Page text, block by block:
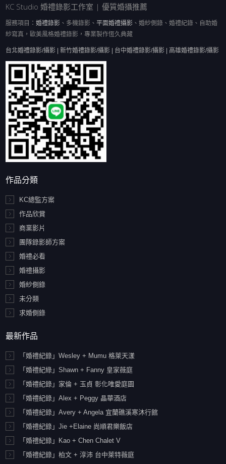
KC Studio 婚禮錄影工作室 | 優質婚攝推薦
服務項目：婚禮錄影 、多機錄影、平面婚禮攝影 、婚紗側錄、婚禮紀錄、自助婚
紗寫真，歐美風格婚禮錄影，專業製作恆久典藏
台北婚禮錄影/攝影 | 新竹婚禮錄影/攝影 | 台中婚禮錄影/攝影 | 高雄婚禮錄影/攝影
作品分類
KC總監方案
作品欣賞
商業影片
團隊錄影師方案
婚禮必看
婚禮攝影
婚紗側錄
未分類
求婚側錄
最新作品
「婚禮紀錄」Wesley + Mumu 格萊天漾
「婚禮紀綠」Shawn + Fanny 皇家薇庭
「婚禮紀錄」家倫 + 玉貞 彰化唯愛庭園
「婚禮紀錄」Alex + Peggy 晶華酒店
「婚禮紀錄」Avery + Angela 宜蘭礁溪寒沐行館
「婚禮紀錄」Jie +Elaine 尚順君樂飯店
「婚禮紀錄」Kao + Chen Chalet V
「婚禮紀錄」柏文 + 淳沛 台中萊特薇庭